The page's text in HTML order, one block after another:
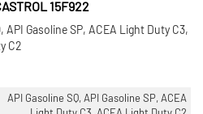
15F922
API Gasoline SP, ACEA Light Duty C3,
C2
API Gasoline SQ, API Gasoline SP, ACEA